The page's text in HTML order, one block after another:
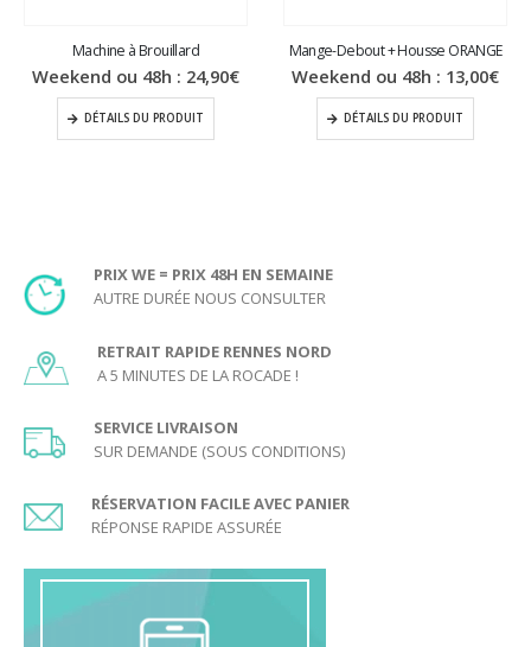
Machine à Brouillard
Weekend ou 48h : 24,90€
DÉTAILS DU PRODUIT
Mange-Debout + Housse ORANGE
Weekend ou 48h : 13,00€
DÉTAILS DU PRODUIT
PRIX WE = PRIX 48H EN SEMAINE
AUTRE DURÉE NOUS CONSULTER
RETRAIT RAPIDE RENNES NORD
A 5 MINUTES DE LA ROCADE !
SERVICE LIVRAISON
SUR DEMANDE (SOUS CONDITIONS)
RÉSERVATION FACILE AVEC PANIER
RÉPONSE RAPIDE ASSURÉE